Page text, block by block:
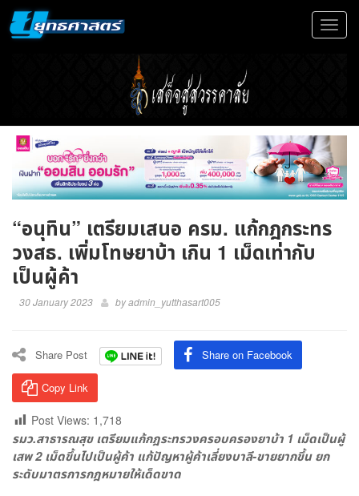
Toggle
“อนุทิน” เตรียมเสนอ ครม. แก้กฎกระทร
วงสธ. เพิ่มโทษยาบ้า เกิน 1 เม็ดเท่ากับ
เป็นผู้ค้า
30 January 2023 byadmin_yutthasart005
Share Post Share on Facebook
Copy Link
Post Views: 1,718
รมว.สาธารณสุข เตรียมแก้กฎระทรวงครอบครองยาบ้า 1 เม็ดเป็นผู้
เสพ 2 เม็ดขึ้นไปเป็นผู้ค้า แก้ปัญหาผู้ค้าเลี่ยงบาลี-ขายยากขึ้น ยก
ระดับมาตรการกฎหมายให้เด็ดขาด